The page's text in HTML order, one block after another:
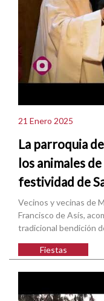
21 Enero 2025
La parroquia
los animales
festividad de
Vecinos y vecinas de
Francisco de Asís,
tradicional bendición
Fiestas